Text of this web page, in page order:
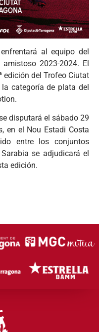
al equipo del
2023-2024. El
edición del Trofeo Ciutat
categoría de plata del
disputará el sábado 29
en el Nou Estadi Costa
entre los conjuntos
se adjudicará el
edición.